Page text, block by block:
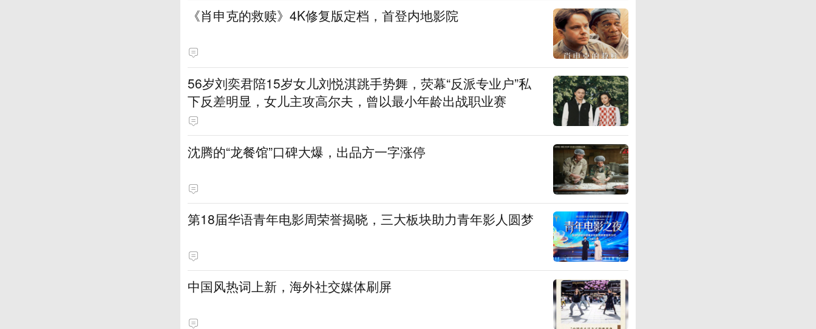
《肖申克的救赎》4K修复版定档，首登内地影院
56岁刘奕君陪15岁女儿刘悦淇跳手势舞，荧幕“反派专业户”私
下反差明显，女儿主攻高尔夫，曾以最小年龄出战职业赛
沈腾的“龙餐馆”口碑大爆，出品方一字涨停
第18届华语青年电影周荣誉揭晓，三大板块助力青年影人圆梦
中国风热词上新，海外社交媒体刷屏